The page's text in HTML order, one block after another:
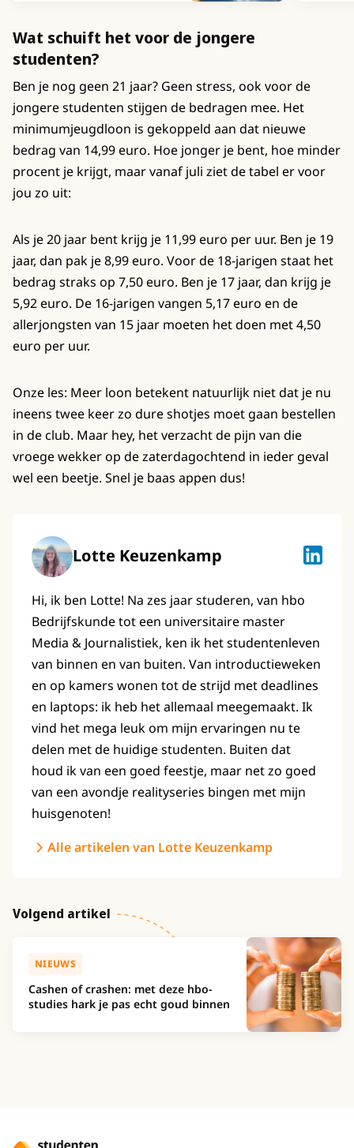
Wat schuift het voor de jongere
studenten?
Ben je nog geen 21 jaar? Geen stress, ook voor de
jongere studenten stijgen de bedragen mee. Het
minimumjeugdloon is gekoppeld aan dat nieuwe
bedrag van 14,99 euro. Hoe jonger je bent, hoe minder
procent je krijgt, maar vanaf juli ziet de tabel er voor
jou zo uit:
Als je 20 jaar bent krijg je 11,99 euro per uur. Ben je 19
jaar, dan pak je 8,99 euro. Voor de 18-jarigen staat het
bedrag straks op 7,50 euro. Ben je 17 jaar, dan krijg je
5,92 euro. De 16-jarigen vangen 5,17 euro en de
allerjongsten van 15 jaar moeten het doen met 4,50
euro per uur.
Onze les: Meer loon betekent natuurlijk niet dat je nu
ineens twee keer zo dure shotjes moet gaan bestellen
in de club. Maar hey, het verzacht de pijn van die
vroege wekker op de zaterdagochtend in ieder geval
wel een beetje. Snel je baas appen dus!
Lotte Keuzenkamp Lotte
Hi, ik ben Lotte! Na zes jaar studeren, van hbo
Bedrijfskunde tot een universitaire master
Media & Journalistiek, ken ik het studentenleven
van binnen en van buiten. Van introductieweken
en op kamers wonen tot de strijd met deadlines
en laptops: ik heb het allemaal meegemaakt. Ik
vind het mega leuk om mijn ervaringen nu te
delen met de huidige studenten. Buiten dat
houd ik van een goed feestje, maar net zo goed
van een avondje realityseries bingen met mijn
huisgenoten!
Alle artikelen van Lotte Keuzenkamp
Volgend artikel
NIEUWS
Cashen of crashen: met deze hbo-
studies hark je pas echt goud binnen